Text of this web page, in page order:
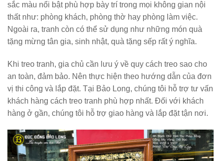
sắc màu nổi bật phù hợp bày trí trong mọi không gian nội
thất như: phòng khách, phòng thờ hay phòng làm việc.
Ngoài ra, tranh còn có thể sử dụng như những món quà
tặng mừng tân gia, sinh nhật, quà tặng sếp rất ý nghĩa.
Khi treo tranh, gia chủ cần lưu ý về quy cách treo sao cho
an toàn, đảm bảo. Nên thực hiện theo hướng dẫn của đơn
vị thi công và lắp đặt. Tại Bảo Long, chúng tôi hỗ trợ tư vấn
khách hàng cách treo tranh phù hợp nhất. Đối với khách
hàng ở gần, chúng tôi hỗ trợ giao hàng và lắp đặt tận nơi.